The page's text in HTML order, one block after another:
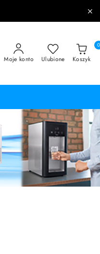
Moje konto Ulubione Koszyk
0